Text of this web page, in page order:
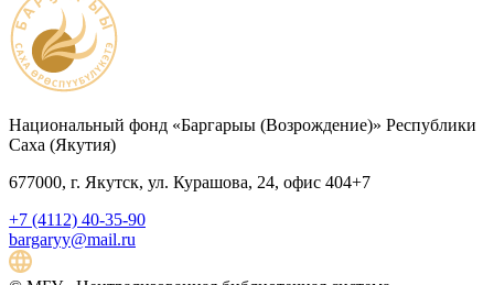
Национальный фонд «Баргарыы (Возрождение)» Республики
Саха (Якутия)
677000, г. Якутск, ул. Курашова, 24, офис 404+7
+7 (4112) 40-35-90
bargaryy@mail.ru